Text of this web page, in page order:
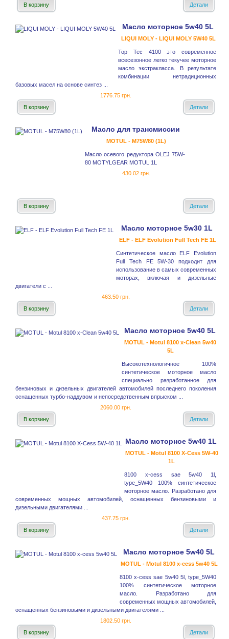
В корзину
Детали
Масло моторное 5w40 5L
LIQUI MOLY - LIQUI MOLY 5W40 5L
Top Tec 4100 это современное
всесезонное легко текучее моторное
масло экстракласса. В результате
комбинации нетрадиционных
базовых масел на основе синтез ...
1776.75 грн.
В корзину
Детали
Масло для трансмиссии
MOTUL - M75W80 (1L)
Масло осевого редуктора OLEJ 75W-
80 MOTYLGEAR MOTUL 1L
430.02 грн.
В корзину Детали
Масло моторное 5w30 1L
ELF - ELF Evolution Full Tech FE 1L
Синтетическое масло ELF Evolution
Full Tech FE 5W-30 подходит для
использование в самых современных
моторах, включая и дизельные
двигатели с ...
463.50 грн.
В корзину
Детали
Масло моторное 5w40 5L
MOTUL - Motul 8100 x-Clean 5w40
5L
Высокотехнологичное 100%
синтетическое моторное масло
специально разработанное для
бензиновых и дизельных двигателей автомобилей последнего поколения
оснащенных турбо-наддувом и непосредственным впрыском ...
2060.00 грн.
В корзину
Детали
Масло моторное 5w40 1L
MOTUL - Motul 8100 X-Cess 5W-40
1L
8100 x-cess sae 5w40 1l,
type_5W40 100% синтетическое
моторное масло. Разработано для
современных мощных автомобилей, оснащенных бензиновыми и
дизельными двигателями ...
437.75 грн.
В корзину
Детали
Масло моторное 5w40 5L
MOTUL - Motul 8100 x-cess 5w40 5L
8100 x-cess sae 5w40 5l, type_5W40
100% синтетическое моторное
масло. Разработано для
современных мощных автомобилей,
оснащенных бензиновыми и дизельными двигателями ...
1802.50 грн.
В корзину
Детали